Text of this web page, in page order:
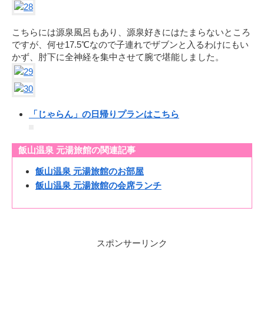
こちらには源泉風呂もあり、源泉好きにはたまらないところ
ですが、何せ17.5℃なので子連れでザブンと入るわけにもい
かず、肘下に全神経を集中させて腕で堪能しました。
「じゃらん」の日帰りプランはこちら
飯山温泉 元湯旅館の関連記事
飯山温泉 元湯旅館のお部屋
飯山温泉 元湯旅館の会席ランチ
スポンサーリンク